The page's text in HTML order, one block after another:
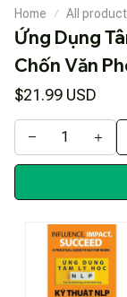
Home All
Ứng Dụng
Chốn Văn
$21.99 USD